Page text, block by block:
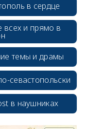
в сердце
всех и прямо в
темы и драмы
севастопольски
в наушниках